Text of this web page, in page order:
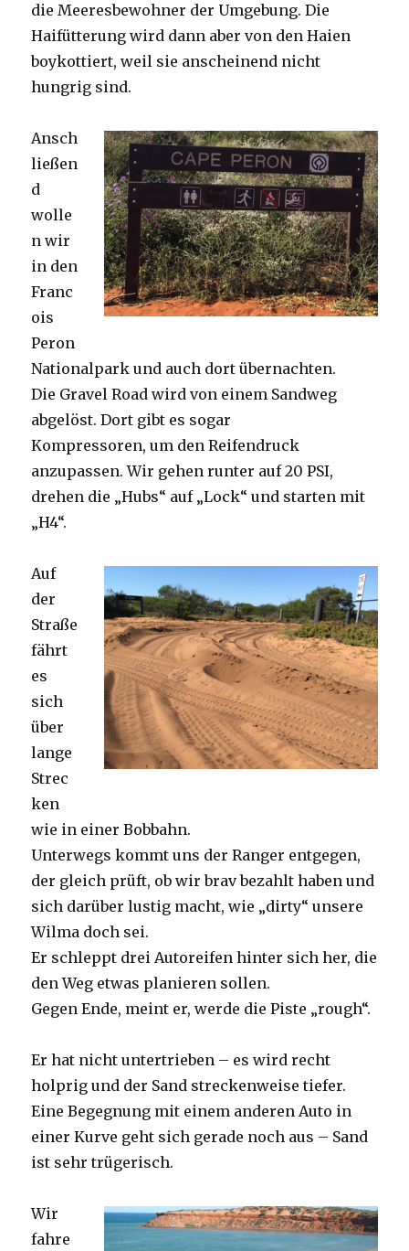
die Meeresbewohner der Umgebung. Die
Haifütterung wird dann aber von den Haien
boykottiert, weil sie anscheinend nicht
hungrig sind.
Ansch
ließen
d
wolle
n wir
in den
Franc
ois
Peron
Nationalpark und auch dort übernachten.
Die Gravel Road wird von einem Sandweg
abgelöst. Dort gibt es sogar
Kompressoren, um den Reifendruck
anzupassen. Wir gehen runter auf 20 PSI,
drehen die „Hubs“ auf „Lock“ und starten mit
„H4“.
Auf
der
Straße
fährt
es
sich
über
lange
Strec
ken
wie in einer Bobbahn.
Unterwegs kommt uns der Ranger entgegen,
der gleich prüft, ob wir brav bezahlt haben und
sich darüber lustig macht, wie „dirty“ unsere
Wilma doch sei.
Er schleppt drei Autoreifen hinter sich her, die
den Weg etwas planieren sollen.
Gegen Ende, meint er, werde die Piste „rough“.
Er hat nicht untertrieben – es wird recht
holprig und der Sand streckenweise tiefer.
Eine Begegnung mit einem anderen Auto in
einer Kurve geht sich gerade noch aus – Sand
ist sehr trügerisch.
Wir
fahre